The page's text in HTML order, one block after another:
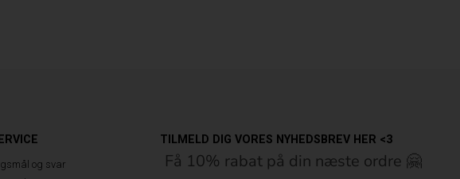
og svar
TILMELD DIG VORES NYHEDSBREV HER <3
Få 10% rabat på din næste ordre 🤗